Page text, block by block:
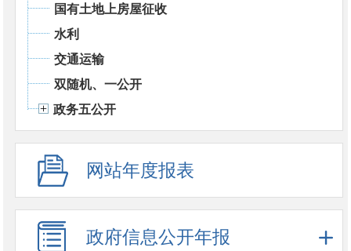
国有土地上房屋征收
水利
交通运输
双随机、一公开
政务五公开
网站年度报表
政府信息公开年报